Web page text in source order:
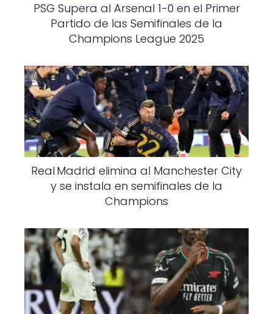
PSG Supera al Arsenal 1-0 en el Primer
Partido de las Semifinales de la
Champions League 2025
Real Madrid elimina al Manchester City
y se instala en semifinales de la
Champions